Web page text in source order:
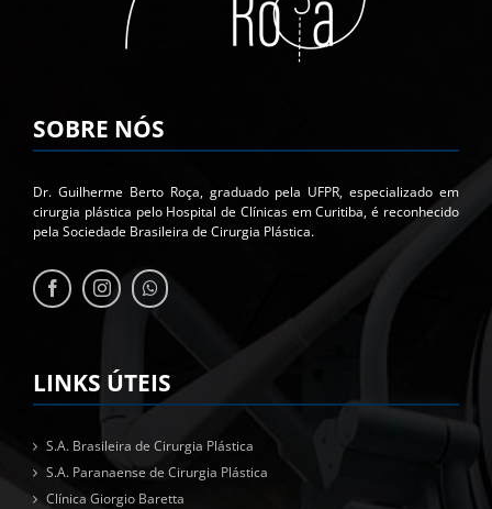
SOBRE NÓS
Dr. Guilherme Berto Roça, graduado pela UFPR, especializado em
cirurgia plástica pelo Hospital de Clínicas em Curitiba, é reconhecido
pela Sociedade Brasileira de Cirurgia Plástica.
LINKS ÚTEIS
S.A. Brasileira de Cirurgia Plástica
S.A. Paranaense de Cirurgia Plástica
Clínica Giorgio Baretta